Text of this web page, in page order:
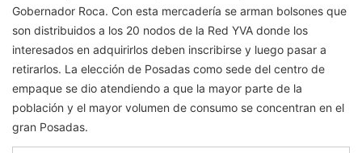
Gobernador Roca. Con esta mercadería se arman bolsones que
son distribuidos a los 20 nodos de la Red YVA donde los
interesados en adquirirlos deben inscribirse y luego pasar a
retirarlos. La elección de Posadas como sede del centro de
empaque se dio atendiendo a que la mayor parte de la
población y el mayor volumen de consumo se concentran en el
gran Posadas.